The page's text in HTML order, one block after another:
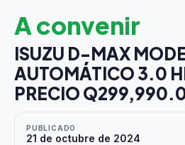
A convenir
ISUZU D-MAX
AUTOMÁTICO 3.0
PRECIO
PUBLICADO
21 de octubre de 2024